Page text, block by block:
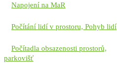
Napojení na MaR
Počítání lidí v prostoru, Pohyb lidí
Počítadla obsazenosti prostorů,
parkovišť